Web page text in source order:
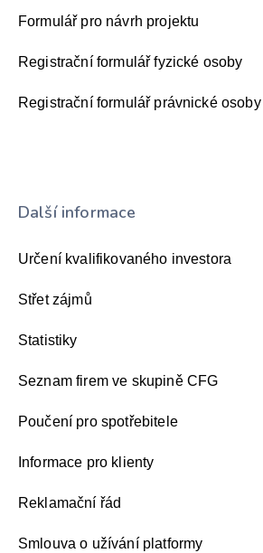
Formulář pro návrh projektu
Registrační formulář fyzické osoby
Registrační formulář právnické osoby
Další informace
Určení kvalifikovaného investora
Střet zájmů
Statistiky
Seznam firem ve skupině CFG
Poučení pro spotřebitele
Informace pro klienty
Reklamační řád
Smlouva o užívání platformy